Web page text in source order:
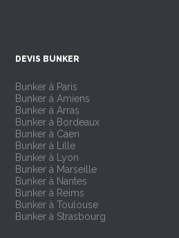
DEVIS BUNKER
Bunker à Paris
Bunker à Amiens
Bunker à Arras
Bunker à Bordeaux
Bunker à Caen
Bunker à Lille
Bunker à Lyon
Bunker à Marseille
Bunker à Nantes
Bunker à Reims
Bunker à Toulouse
Bunker à Strasbourg